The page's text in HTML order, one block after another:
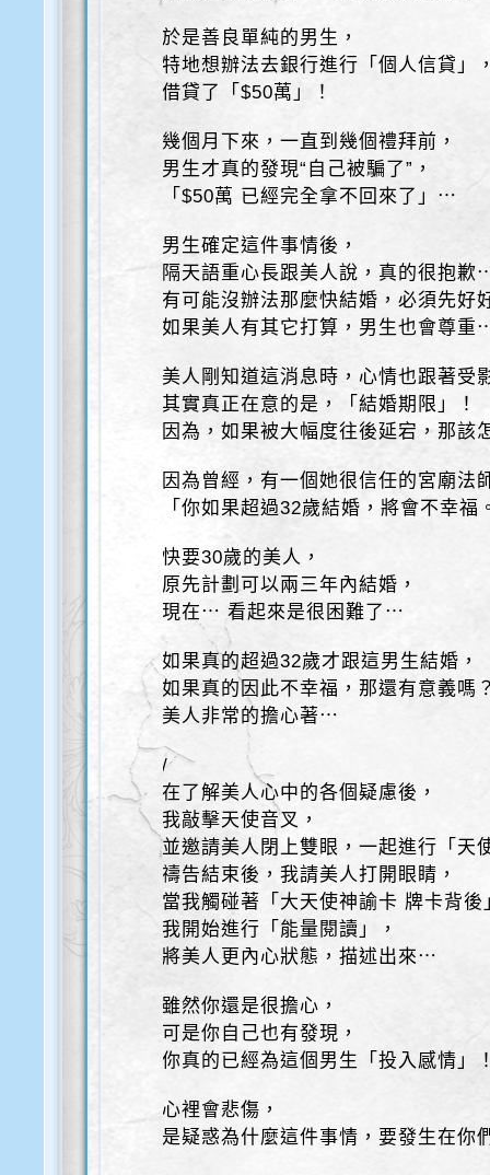
於是善良單純的男生，
特地想辦法去銀行進行「個人信貸」
借貸了「$50萬」！
幾個月下來，一直到幾個禮拜前，
男生才真的發現“自己被騙了”，
「$50萬 已經完全拿不回來了」⋯
男生確定這件事情後，
隔天語重心長跟美人說，真的很抱歉
有可能沒辦法那麼快結婚，必須先好
如果美人有其它打算，男生也會尊重
美人剛知道這消息時，心情也跟著受
其實真正在意的是，「結婚期限」！
因為，如果被大幅度往後延宕，那該
因為曾經，有一個她很信任的宮廟法
「你如果超過32歲結婚，將會不幸福
快要30歲的美人，
原先計劃可以兩三年內結婚，
現在⋯ 看起來是很困難了⋯
如果真的超過32歲才跟這男生結婚，
如果真的因此不幸福，那還有意義嗎
美人非常的擔心著⋯
/
在了解美人心中的各個疑慮後，
我敲擊天使音叉，
並邀請美人閉上雙眼，一起進行「天
禱告結束後，我請美人打開眼睛，
當我觸碰著「大天使神諭卡 牌卡背後
我開始進行「能量閱讀」，
將美人更內心狀態，描述出來⋯
雖然你還是很擔心，
可是你自己也有發現，
你真的已經為這個男生「投入感情」
心裡會悲傷，
是疑惑為什麼這件事情，要發生在你